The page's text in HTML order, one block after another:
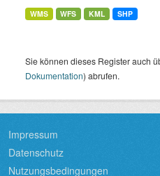
WMS WFS KML SHP
Sie können dieses Register auch
Dokumentation) abrufen.
Impressum
Datenschutz
Nutzungsbedingungen